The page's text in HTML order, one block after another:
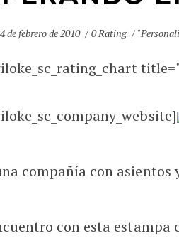
de febrero de 2010 0 Rating
compañía con
con esta estampa